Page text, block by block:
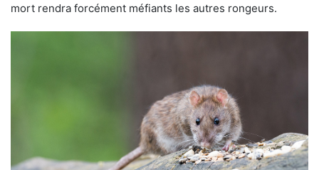
mort rendra forcément méfiants les autres rongeurs.